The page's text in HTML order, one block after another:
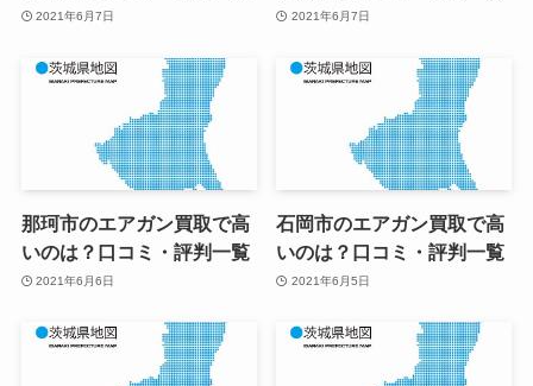
2021年6月7日 2021年6月7日
那珂市のエアガン買取で高
いのは？口コミ・評判一覧
2021年6月6日
石岡市のエアガン買取で高
いのは？口コミ・評判一覧
2021年6月5日